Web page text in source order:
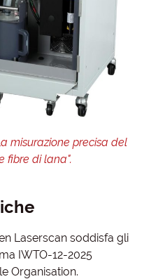
misurazione precisa del
fibre di lana".
Laserscan soddisfa gli
IWTO-12-2025
Organisation.